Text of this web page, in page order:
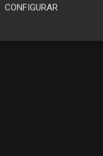
CONFIGURAR